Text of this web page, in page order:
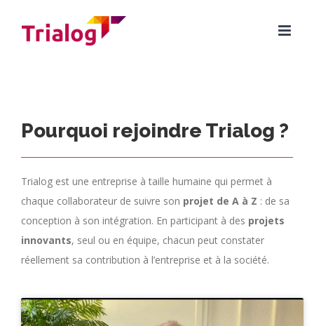
Pourquoi rejoindre Trialog ?
Trialog est une entreprise à taille humaine qui permet à
chaque collaborateur de suivre son projet de A à Z : de sa
conception à son intégration. En participant à des projets
innovants, seul ou en équipe, chacun peut constater
réellement sa contribution à l’entreprise et à la société.